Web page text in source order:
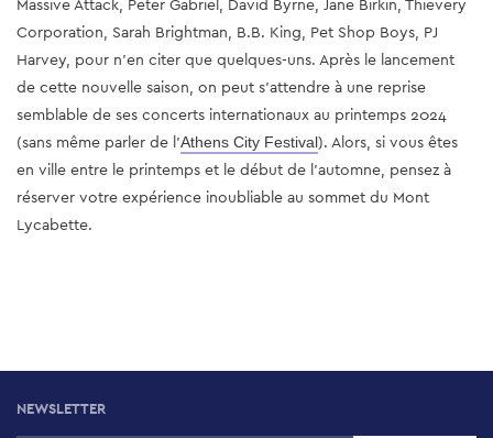
Massive Attack, Peter Gabriel, David Byrne, Jane Birkin, Thievery
Corporation, Sarah Brightman, B.B. King, Pet Shop Boys, PJ
Harvey, pour n'en citer que quelques-uns. Après le lancement
de cette nouvelle saison, on peut s'attendre à une reprise
semblable de ses concerts internationaux au printemps 2024
(sans même parler de l'Athens City Festival). Alors, si vous êtes
en ville entre le printemps et le début de l'automne, pensez à
réserver votre expérience inoubliable au sommet du Mont
Lycabette.
NEWSLETTER